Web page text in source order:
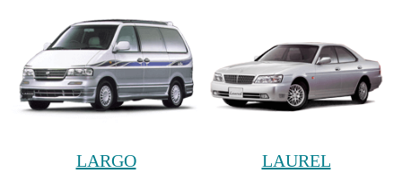
LARGO LAUREL